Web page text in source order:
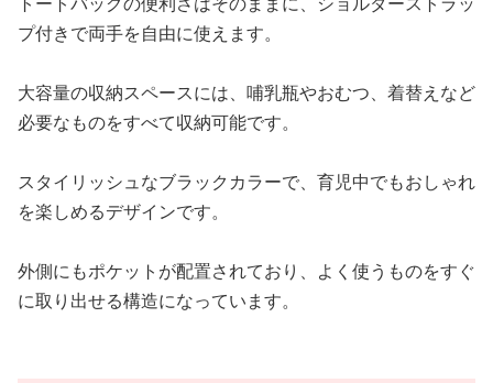
プ付きで両手を自由に使えます。
大容量の収納スペースには、哺乳瓶やおむつ、着替えなど
必要なものをすべて収納可能です。
スタイリッシュなブラックカラーで、育児中でもおしゃれ
を楽しめるデザインです。
外側にもポケットが配置されており、よく使うものをすぐ
に取り出せる構造になっています。